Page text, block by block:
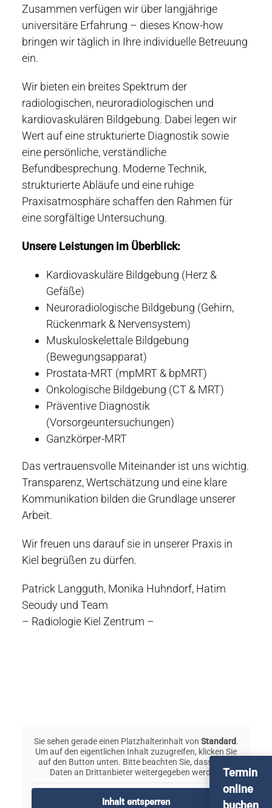
Termin
online
buchen
Zusammen verfügen wir über langjährige
universitäre Erfahrung – dieses Know-how
bringen wir täglich in Ihre individuelle Betreuung
ein.
Wir bieten ein breites Spektrum der
radiologischen, neuroradiologischen und
kardiovaskulären Bildgebung. Dabei legen wir
Wert auf eine strukturierte Diagnostik sowie
eine persönliche, verständliche
Befundbesprechung. Moderne Technik,
strukturierte Abläufe und eine ruhige
Praxisatmosphäre schaffen den Rahmen für
eine sorgfältige Untersuchung.
Unsere Leistungen im Überblick:
Kardiovaskuläre Bildgebung (Herz &
Gefäße)
Neuroradiologische Bildgebung (Gehirn,
Rückenmark & Nervensystem)
Muskuloskelettale Bildgebung
(Bewegungsapparat)
Prostata-MRT (mpMRT & bpMRT)
Onkologische Bildgebung (CT & MRT)
Präventive Diagnostik
(Vorsorgeuntersuchungen)
Ganzkörper-MRT
Das vertrauensvolle Miteinander ist uns wichtig.
Transparenz, Wertschätzung und eine klare
Kommunikation bilden die Grundlage unserer
Arbeit.
Wir freuen uns darauf sie in unserer Praxis in
Kiel begrüßen zu dürfen.
Patrick Langguth, Monika Huhndorf, Hatim
Seoudy und Team
– Radiologie Kiel Zentrum –
Sie sehen gerade einen Platzhalterinhalt von Standard.
Um auf den eigentlichen Inhalt zuzugreifen, klicken Sie
auf den Button unten. Bitte beachten Sie, dass dabei
Daten an Drittanbieter weitergegeben werden.
Inhalt entsperren